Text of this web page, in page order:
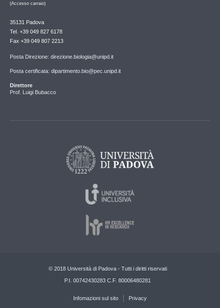
(Accesso carraio)
35131 Padova
Tel. +39 049 827 6178
Fax +39 049 807 2213
Posta Direzione: direzione.biologia@unipd.it
Posta certificata: dipartimento.bio@pec.unipd.it
Direttore
Prof. Luigi Bubacco
© 2018 Università di Padova - Tutti i diritti riservati
P.I. 00742430283 C.F. 80006480281
Infomazioni sul sito Privacy